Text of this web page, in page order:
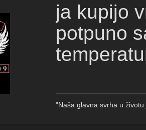
ja kupijo
potpuno
"Naša glavna svrha u